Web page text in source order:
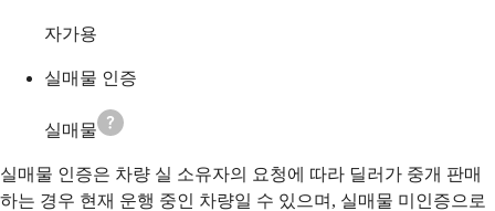
자가용
실매물 인증
실매물
실매물 인증은 차량 실 소유자의 요청에 따라 딜러가 중개 판매
하는 경우 현재 운행 중인 차량일 수 있으며, 실매물 미인증으로